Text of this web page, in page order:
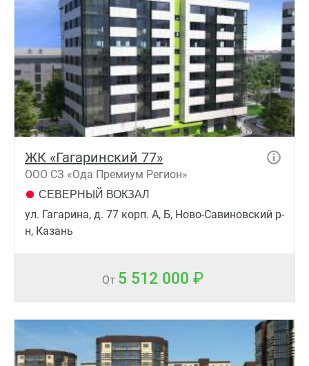
ЖК «Гагаринский 77»
ООО СЗ «Ода Премиум Регион»
СЕВЕРНЫЙ ВОКЗАЛ
ул. Гагарина, д. 77 корп. А, Б, Ново-Савиновский р-
н, Казань
От 5 512 000